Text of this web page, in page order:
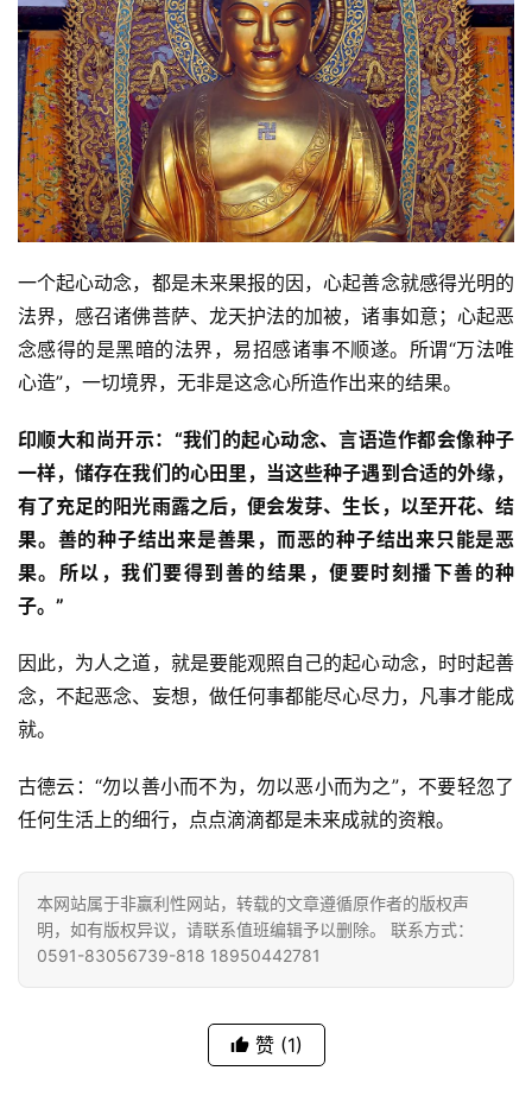
公
益
慈
善
佛
教
物
寺
院
礼
视
频
纪
佛
教
术
策
法
规
免
一个起心动念，都是未来果报的因，心起善念就感得光明的
法界，感召诸佛菩萨、龙天护法的加被，诸事如意；心起恶
念感得的是黑暗的法界，易招感诸事不顺遂。所谓“万法唯
心造”，一切境界，无非是这念心所造作出来的结果。
印顺大和尚开示：“我们的起心动念、言语造作都会像种子
一样，储存在我们的心田里，当这些种子遇到合适的外缘，
有了充足的阳光雨露之后，便会发芽、生长，以至开花、结
果。善的种子结出来是善果，而恶的种子结出来只能是恶
果。所以，我们要得到善的结果，便要时刻播下善的种
子。”
因此，为人之道，就是要能观照自己的起心动念，时时起善
念，不起恶念、妄想，做任何事都能尽心尽力，凡事才能成
就。
古德云：“勿以善小而不为，勿以恶小而为之”，不要轻忽了
任何生活上的细行，点点滴滴都是未来成就的资粮。
本网站属于非赢利性网站，转载的文章遵循原作者的版权声
明，如有版权异议，请联系值班编辑予以删除。 联系方式：
0591-83056739-818 18950442781
赞 (1)